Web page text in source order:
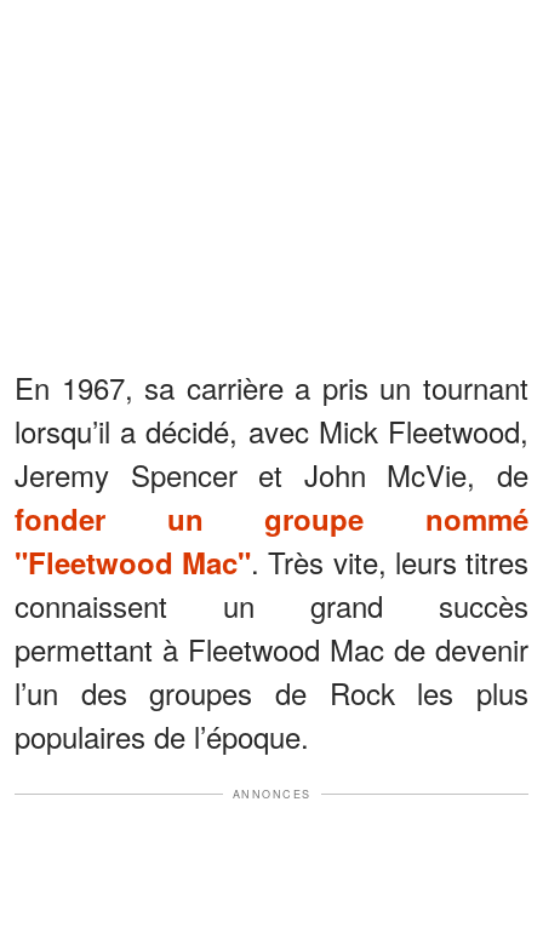
En 1967, sa carrière a pris un tournant
lorsqu’il a décidé, avec Mick Fleetwood,
Jeremy Spencer et John McVie, de
fonder un groupe nommé
"Fleetwood Mac". Très vite, leurs titres
connaissent un grand succès
permettant à Fleetwood Mac de devenir
l’un des groupes de Rock les plus
populaires de l’époque.
ANNONCES